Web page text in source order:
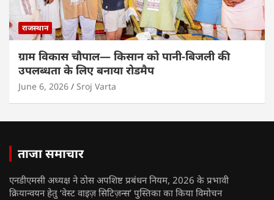
राजस्थान
ग्राम विकास चौपाल— किसान को पानी-बिजली की
उपलब्धता के लिए बनाया रोडमैप
June 6, 2026 Sroj Varta
ताजा समाचार
एनडीएमसी अध्यक्ष ने ठोस अपशिष्ट प्रबंधन नियम, 2026 के प्रभावी
क्रियान्वयन हेतु ‘वेस्ट वाइज़ सिटिज़न्स’ पुस्तिका का किया विमोचन